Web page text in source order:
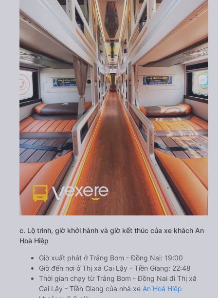
c. Lộ trình, giờ khởi hành và giờ kết thúc của xe khách An
Hoà Hiệp
Giờ xuất phát ở Trảng Bom - Đồng Nai: 19:00
Giờ đến nơi ở Thị xã Cai Lậy - Tiền Giang: 22:48
Thời gian chạy từ Trảng Bom - Đồng Nai đi Thị xã
Cai Lậy - Tiền Giang của nhà xe An Hoà Hiệp